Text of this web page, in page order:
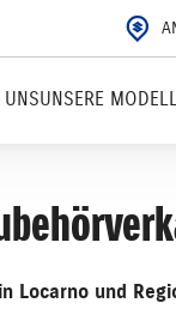
UNSUNSERE
Locarno und